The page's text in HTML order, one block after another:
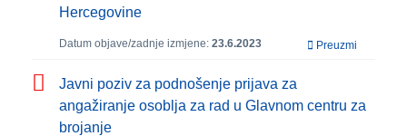
Hercegovine
Datum objave/zadnje izmjene: 23.6.2023 Preuzmi
Javni poziv za podnošenje prijava za
angažiranje osoblja za rad u Glavnom centru za
brojanje